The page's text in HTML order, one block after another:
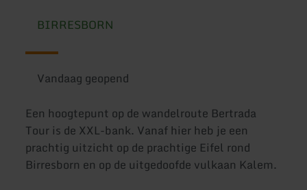
BIRRESBORN
Vandaag geopend
Een hoogtepunt op de wandelroute Bertrada
Tour is de XXL-bank. Vanaf hier heb je een
prachtig uitzicht op de prachtige Eifel rond
Birresborn en op de uitgedoofde vulkaan Kalem.